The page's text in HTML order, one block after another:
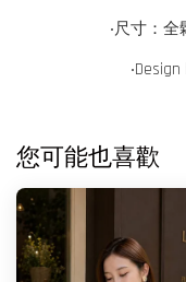
‧尺寸：
‧
您可能也喜歡